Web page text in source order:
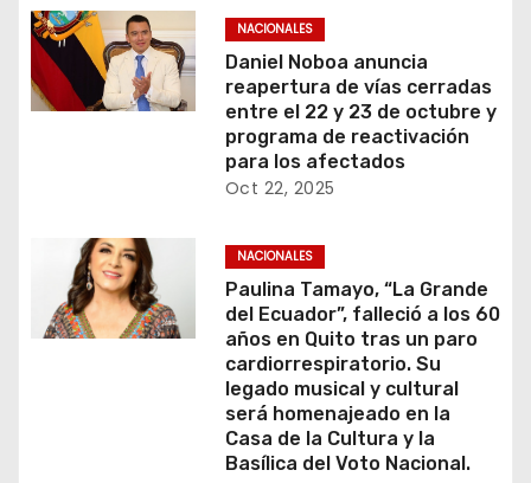
NACIONALES
Daniel Noboa anuncia
reapertura de vías cerradas
entre el 22 y 23 de octubre y
programa de reactivación
para los afectados
Oct 22, 2025
NACIONALES
Paulina Tamayo, “La Grande
del Ecuador”, falleció a los 60
años en Quito tras un paro
cardiorrespiratorio. Su
legado musical y cultural
será homenajeado en la
Casa de la Cultura y la
Basílica del Voto Nacional.